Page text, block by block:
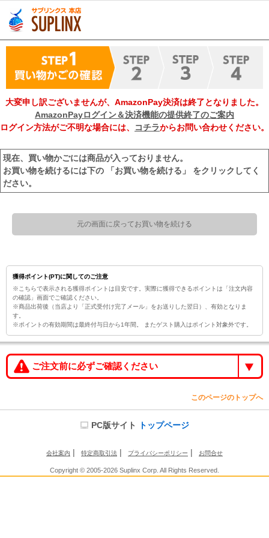
大変申し訳ございませんが、AmazonPay決済は終了となりました。
AmazonPayログイン＆決済機能の提供終了のご案内
ログイン方法がご不明な場合には、
コチラからお問い合わせください。
現在、買い物かごには商品が入っておりません。
お買い物を続けるには下の 「お買い物を続ける」 をクリックしてく
ださい。
獲得ポイント(PT)に関してのご注意
※こちらで表示される獲得ポイントは目安です。実際に獲得できるポイントは「注文内容
の確認」画面でご確認ください。
※商品出荷後（当店より「正式受付け完了メール」をお送りした翌日）、有効となりま
す。
※ポイントの有効期間は最終付与日から1年間。 またゲスト購入はポイント対象外です。
ご注文前に必ずご確認ください
このページのトップへ
PC版サイト トップページ
会社案内 | 特定商取引法 | プライバシーポリシー | お問合せ
Copyright © 2005-2026 Suplinx Corp. All Rights Reserved.